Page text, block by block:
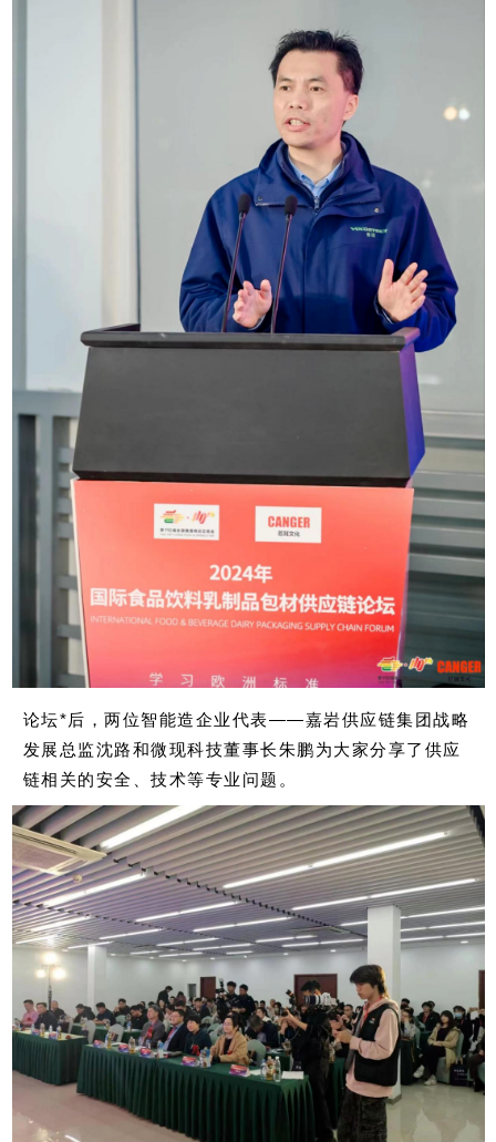
论坛*后，两位智能造企业代表——嘉岩供应链集团战略
发展总监沈路和微现科技董事长朱鹏为大家分享了供应
链相关的安全、技术等专业问题。